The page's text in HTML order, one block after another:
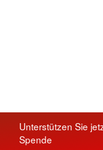
Unterstützen Sie
Spende